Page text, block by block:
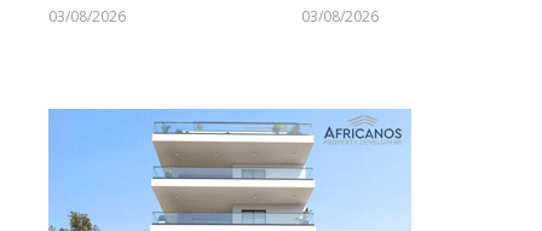
03/08/2026
03/08/2026